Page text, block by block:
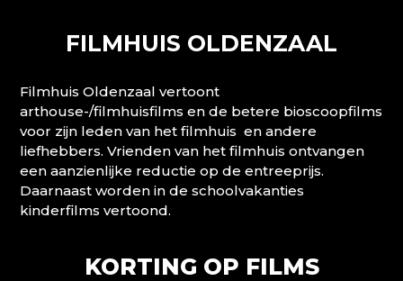
FILMHUIS OLDENZAAL
Filmhuis Oldenzaal vertoont
arthouse-/filmhuisfilms en de betere bioscoopfilms
voor zijn leden van het filmhuis en andere
liefhebbers. Vrienden van het filmhuis ontvangen
een aanzienlijke reductie op de entreeprijs.
Daarnaast worden in de schoolvakanties
kinderfilms vertoond.
KORTING OP FILMS